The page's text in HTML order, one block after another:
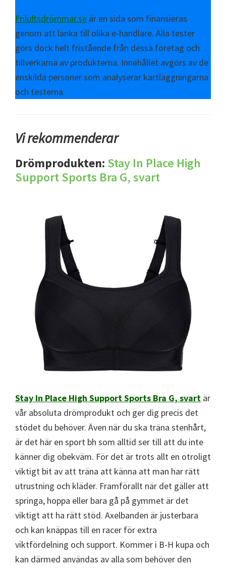
Friluftsdrömmar.se är en sida som finansieras
genom att länka till olika e-handlare. Alla tester
görs dock helt fristående från dessa företag och
tillverkarna av produkterna. Innehållet avgörs av de
enskilda personer som analyserar kartläggningarna
och testerna.
Vi rekommenderar
Drömprodukten: Stay In Place High
Support Sports Bra G, svart
Stay In Place High Support Sports Bra G, svart är
vår absoluta drömprodukt och ger dig precis det
stödet du behöver. Även när du ska träna stenhårt,
är det här en sport bh som alltid ser till att du inte
känner dig obekväm. För det är trots allt en otroligt
viktigt bit av att träna att känna att man har rätt
utrustning och kläder. Framförallt när det gäller att
springa, hoppa eller bara gå på gymmet är det
viktigt att ha rätt stöd. Axelbanden är justerbara
och kan knäppas till en racer för extra
viktfördelning och support. Kommer i B-H kupa och
kan därmed användas av alla som behöver den